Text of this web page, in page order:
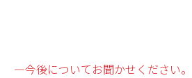
—今後についてお聞かせください。